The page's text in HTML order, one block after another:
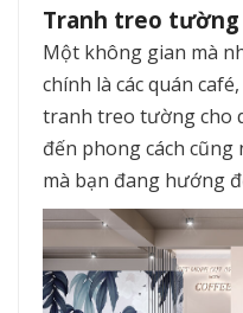
Tranh treo tường
Một không gian mà
chính là các quán
tranh treo tường cho
đến phong cách
mà bạn đang hướng